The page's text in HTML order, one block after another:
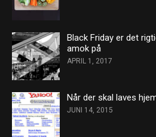
Black Friday er det
amok på
APRIL 1, 2017
Når der skal laves
JUNI 14, 2015